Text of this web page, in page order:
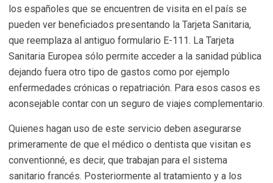
los españoles que se encuentren de visita en el país se
pueden ver beneficiados presentando la Tarjeta Sanitaria,
que reemplaza al antiguo formulario E-111. La Tarjeta
Sanitaria Europea sólo permite acceder a la sanidad pública
dejando fuera otro tipo de gastos como por ejemplo
enfermedades crónicas o repatriación. Para esos casos es
aconsejable contar con un seguro de viajes complementario.
Quienes hagan uso de este servicio deben asegurarse
primeramente de que el médico o dentista que visitan es
conventionné, es decir, que trabajan para el sistema
sanitario francés. Posteriormente al tratamiento y a los